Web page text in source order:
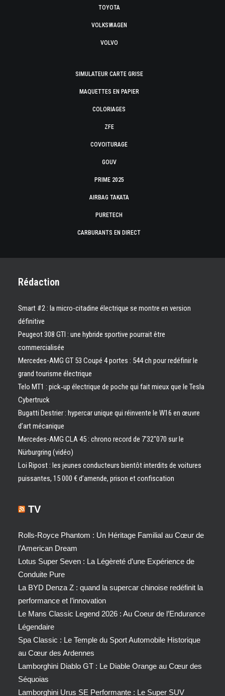
TOYOTA
VOLKSWAGEN
VOLVO
SIMULATEUR CARTE GRISE
MAQUETTES EN PAPIER
COLORIAGES
ZFE
COVOITURAGE
GOUV
PRIME 2025
AIRBAG TAKATA
PURETECH
CARBURANTS EN DIRECT
Rédaction
Smart #2 : la micro-citadine électrique se montre en version
définitive
Peugeot 308 GTI : une hybride sportive pourrait être
commercialisée
Mercedes-AMG GT 53 Coupé 4 portes : 544 ch pour redéfinir le
grand tourisme électrique
Telo MT1 : pick‑up électrique de poche qui fait mieux que le Tesla
Cybertruck
Bugatti Destrier : hypercar unique qui réinvente le W16 en œuvre
d’art mécanique
Mercedes-AMG CLA 45 : chrono record de 7’32″070 sur le
Nürburgring (vidéo)
Loi Ripost : les jeunes conducteurs bientôt interdits de voitures
puissantes, 15 000 € d’amende, prison et confiscation
TV
Rolls-Royce Phantom : Un Héritage Familial au Cœur de
l’American Dream
Lotus Super Seven : La Légèreté d’une Expérience de
Conduite Pure
La BYD Denza Z : quand la supercar chinoise redéfinit la
performance et l’innovation
Le Mans Classic Legend 2026 : Au Coeur de l’Endurance
Légendaire
Spa Classic : Le Temple du Sport Automobile Historique
au Cœur des Ardennes
Lamborghini Diablo GT : Le Diable Orange au Cœur des
Séquoias
Lamborghini Urus SE Performante : Le Super SUV